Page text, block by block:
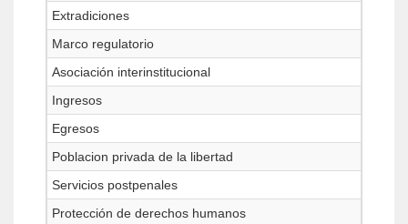
Extradiciones
Marco regulatorio
Asociación interinstitucional
Ingresos
Egresos
Poblacion privada de la libertad
Servicios postpenales
Protección de derechos humanos